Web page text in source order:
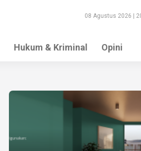
08 Agustus 2026 |
Hukum & Kriminal Opini